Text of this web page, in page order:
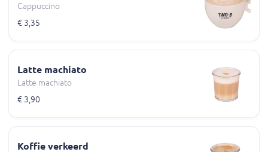
Cappuccino
€ 3,35
Latte machiato
Latte machiato
€ 3,90
Koffie verkeerd